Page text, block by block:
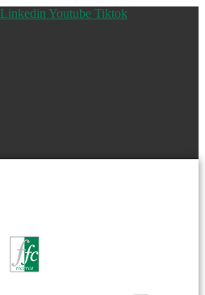
Linkedin Youtube Tiktok